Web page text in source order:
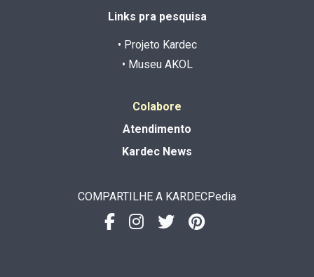
Links pra pesquisa
• Projeto Kardec
• Museu AKOL
Colabore
Atendimento
Kardec News
COMPARTILHE A KARDECPedia